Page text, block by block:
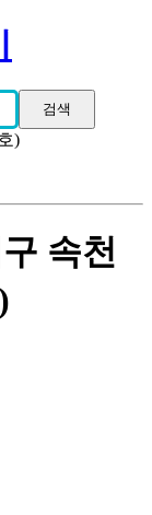
)
속천